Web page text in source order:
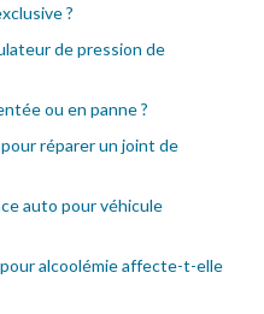
?
de pression de
ou en panne ?
réparer un joint de
auto pour véhicule
alcoolémie affecte-t-elle